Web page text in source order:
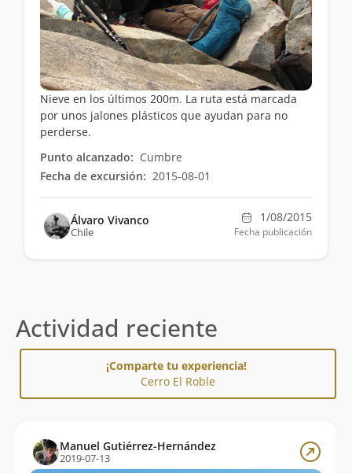
Nieve en los últimos 200m. La ruta está marcada
por unos jalones plásticos que ayudan para no
perderse.
Punto alcanzado: Cumbre
Fecha de excursión: 2015-08-01
Álvaro Vivanco
Chile
1/08/2015
Fecha publicación
Actividad reciente
¡Comparte tu experiencia!
Cerro El Roble
Manuel Gutiérrez-Hernández
2019-07-13